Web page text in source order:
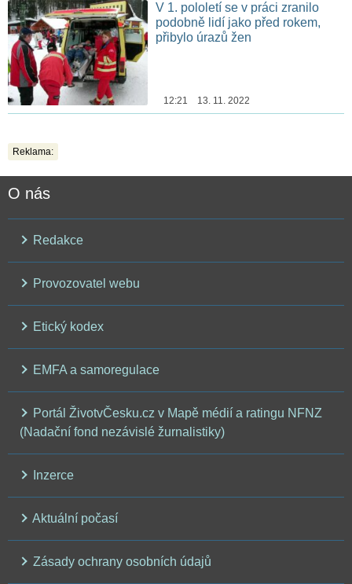
V 1. pololetí se v práci zranilo
podobně lidí jako před rokem,
přibylo úrazů žen
12:21 13. 11. 2022
Reklama:
O nás
Redakce
Provozovatel webu
Etický kodex
EMFA a samoregulace
Portál ŽivotvČesku.cz v Mapě médií a ratingu NFNZ
(Nadační fond nezávislé žurnalistiky)
Inzerce
Aktuální počasí
Zásady ochrany osobních údajů